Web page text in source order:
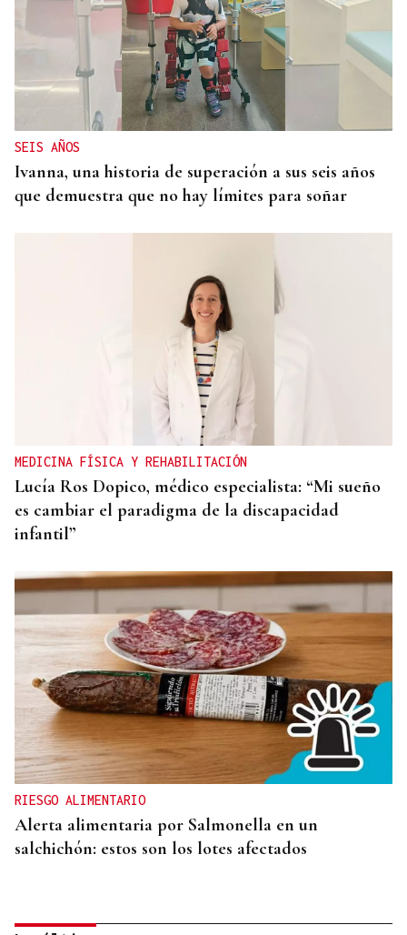
SEIS AÑOS
Ivanna, una historia de superación a sus seis años
que demuestra que no hay límites para soñar
MEDICINA FÍSICA Y REHABILITACIÓN
Lucía Ros Dopico, médico especialista: “Mi sueño
es cambiar el paradigma de la discapacidad
infantil”
RIESGO ALIMENTARIO
Alerta alimentaria por Salmonella en un
salchichón: estos son los lotes afectados